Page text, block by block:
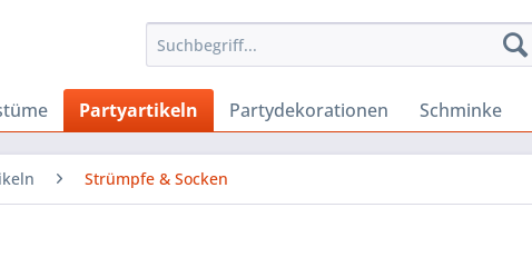
Partyartikeln Partydekorationen Schminke
Strümpfe & Socken